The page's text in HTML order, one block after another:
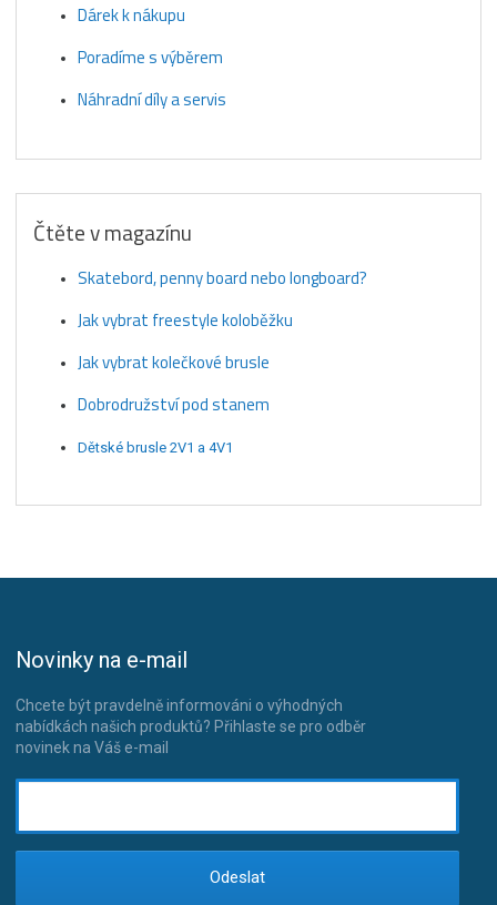
Dárek k nákupu
Poradíme s výběrem
Náhradní díly a servis
Čtěte v magazínu
Skatebord, penny board nebo longboard?
Jak vybrat freestyle koloběžku
Jak vybrat kolečkové brusle
Dobrodružství pod stanem
Dětské brusle 2V1 a 4V1
Novinky na e-mail
Chcete být pravdelně informováni o výhodných
nabídkách našich produktů? Přihlaste se pro odběr
novinek na Váš e-mail
Odeslat